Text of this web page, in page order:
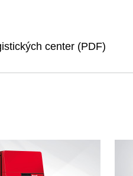
center (PDF)